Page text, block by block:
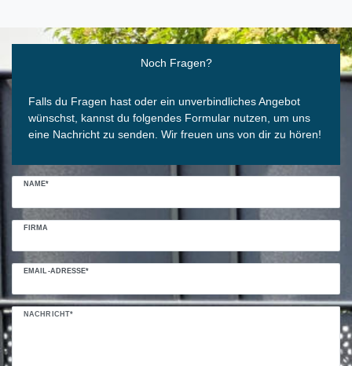
Noch Fragen?
Falls du Fragen hast oder ein unverbindliches Angebot
wünschst, kannst du folgendes Formular nutzen, um uns
eine Nachricht zu senden. Wir freuen uns von dir zu hören!
NAME*
FIRMA
EMAIL-ADRESSE*
NACHRICHT*
Ceres::Template.mailFormHoneypotLabel